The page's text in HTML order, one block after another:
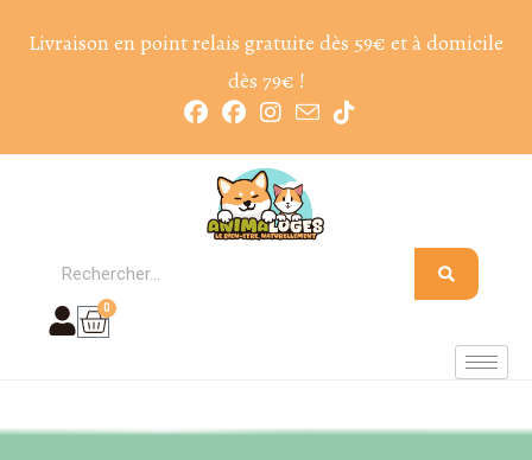
Livraison en point relais gratuite dès 59€ et à domicile
dès 79€ !
0